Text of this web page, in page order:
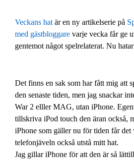
Veckans hat är en ny artikelserie på
med gästbloggare varje vecka får ge
gentemot något spelrelaterat. Nu
Det finns en sak som har fått mig att
den senaste tiden, men jag snackar
War 2 elller MAG, utan iPhone.
tillskriva iPod touch den äran också,
iPhone som gäller nu för tiden får det
telefonjäveln också utstå mitt hat.
Jag gillar iPhone för att den är så